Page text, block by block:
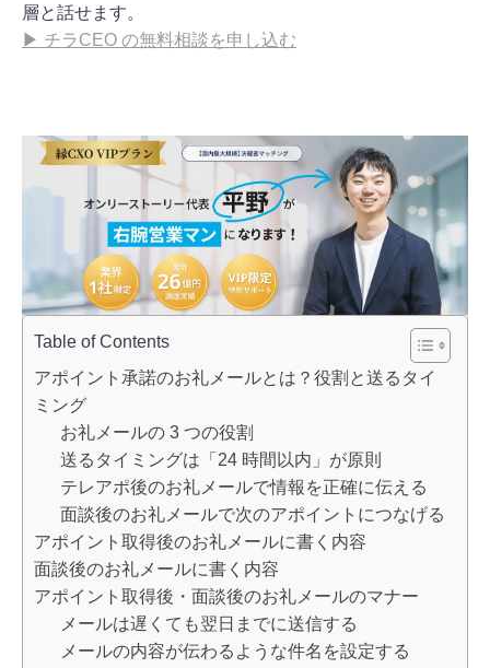
層と話せます。
▶ チラCEO の無料相談を申し込む
Table of Contents
アポイント承諾のお礼メールとは？役割と送るタイ
ミング
お礼メールの 3 つの役割
送るタイミングは「24 時間以内」が原則
テレアポ後のお礼メールで情報を正確に伝える
面談後のお礼メールで次のアポイントにつなげる
アポイント取得後のお礼メールに書く内容
面談後のお礼メールに書く内容
アポイント取得後・面談後のお礼メールのマナー
メールは遅くても翌日までに送信する
メールの内容が伝わるような件名を設定する